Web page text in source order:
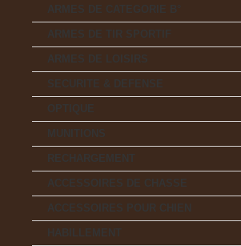
ARMES DE CATEGORIE B°
ARMES DE TIR SPORTIF
ARMES DE LOISIRS
SECURITE & DEFENSE
MUNITIONS
RECHARGEMENT
ACCESSOIRES DE CHASSE
ACCESSOIRES POUR CHIEN
HABILLEMENT